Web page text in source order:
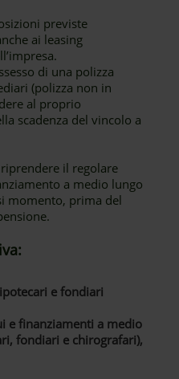
previste
ai leasing
di una polizza
(polizza non in
al proprio
scadenza del vincolo a
il regolare
a medio lungo
momento, prima del
e fondiari
e finanziamenti a medio
fondiari e chirografari),